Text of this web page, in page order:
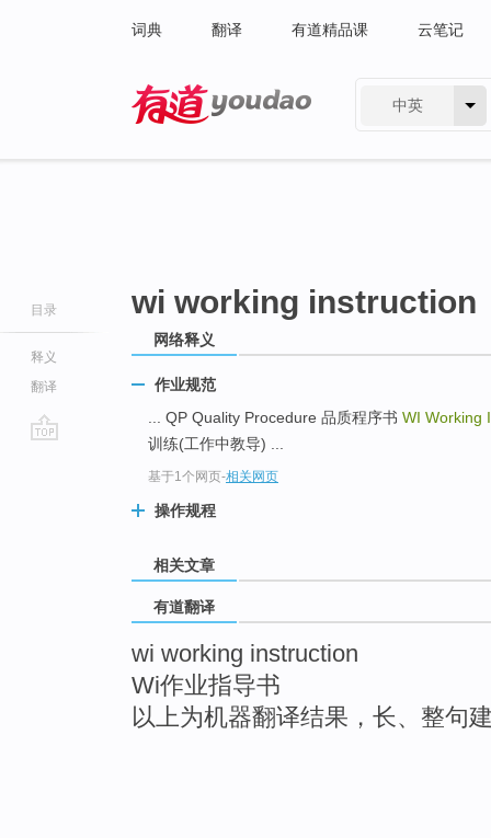
词典 翻译 有道精品课 云笔记
中英
目录
释义
翻译
wi working instruction
网络释义
作业规范
... QP Quality Procedure 品质程序书 WI Working
训练(工作中教导) ...
基于1个网页-相关网页
操作规程
相关文章
有道翻译
wi working instruction
Wi作业指导书
以上为机器翻译结果，长、整句